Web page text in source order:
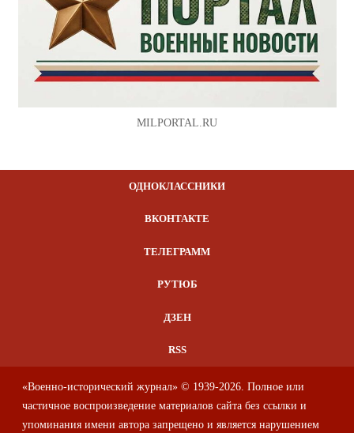
MILPORTAL.RU
ОДНОКЛАССНИКИ
ВКОНТАКТЕ
ТЕЛЕГРАММ
РУТЮБ
ДЗЕН
RSS
«Военно-исторический журнал» © 1939-2026. Полное или
частичное воспроизведение материалов сайта без ссылки и
упоминания имени автора запрещено и является нарушением